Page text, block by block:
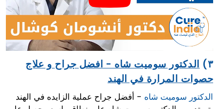
٣)
الدكتور سوميت شاه - افضل جراح و علاج
حصوات المرارة في الهند
الدكتور سوميت شاه - أفضل جراح عملية الزايده في الهند